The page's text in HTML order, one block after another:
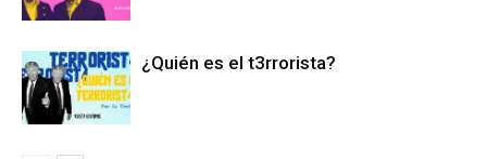
¿Quién es el t3rrorista?